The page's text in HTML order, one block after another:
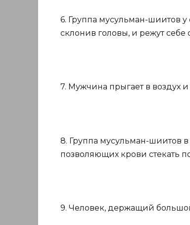
6. Группа мусульман-шиитов
склонив головы, и режут
7. Мужчина прыгает в воздух
8. Группа мусульман-шиитов
позволяющих крови стекать
9. Человек, держащий